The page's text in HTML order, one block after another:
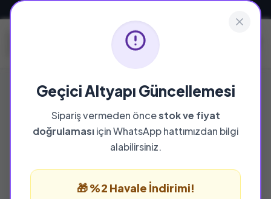
Geçici Altyapı Güncellemesi
Sipariş vermeden öncestok ve fiyat
doğrulamasıiçin WhatsApp hattımızdan bilgi
alabilirsiniz.
🎁 %2 Havale İndirimi!
YAYINEVI
Tereke Yayınevi
Tereke Yayınevi yayınevine ait tüm eserleri bu
sayfada inceleyebilir ve güvenle sipariş